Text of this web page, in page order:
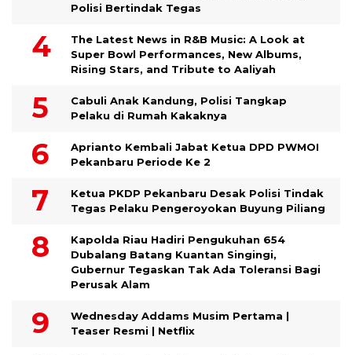
Polisi Bertindak Tegas
The Latest News in R&B Music: A Look at
Super Bowl Performances, New Albums,
Rising Stars, and Tribute to Aaliyah
Cabuli Anak Kandung, Polisi Tangkap
Pelaku di Rumah Kakaknya
Aprianto Kembali Jabat Ketua DPD PWMOI
Pekanbaru Periode Ke 2
Ketua PKDP Pekanbaru Desak Polisi Tindak
Tegas Pelaku Pengeroyokan Buyung Piliang
Kapolda Riau Hadiri Pengukuhan 654
Dubalang Batang Kuantan Singingi,
Gubernur Tegaskan Tak Ada Toleransi Bagi
Perusak Alam
Wednesday Addams Musim Pertama |
Teaser Resmi | Netflix